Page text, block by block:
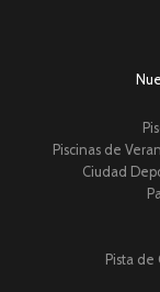
Piscinas de
Ciudad
Pista